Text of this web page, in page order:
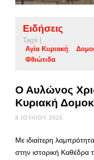
Ειδήσεις
Tags |
Αγία Κυριακή
Φθιώτιδα
Ο Αυλώνος
Κυριακή
8 ΙΟΥΛΊΟΥ 2025
Με ιδιαίτερη
στην ιστορική Καθέδρα